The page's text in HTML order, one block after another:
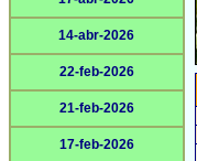
14-abr-2026
22-feb-2026
21-feb-2026
17-feb-2026